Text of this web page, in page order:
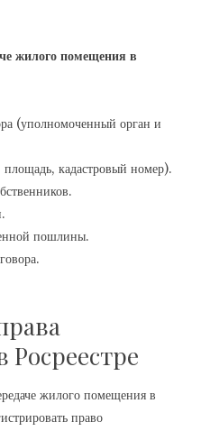
жилого помещения в
(уполномоченный орган и
площадь, кадастровый номер).
пошлины.
Росреестре
жилого помещения в
право